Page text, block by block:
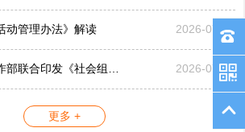
动管理办法》解读 2026-07-17
民政部、中央社会工作部联合印发《社会组织评比表彰活动... 2026-07-17
更多 +